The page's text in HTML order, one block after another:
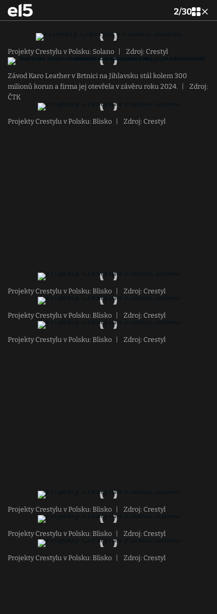
2/30
Projekty Crestylu v Polsku: Solano Zdroj: Crestyl
Závod Karo Leather v Brtnici na Jihlavsku stál kolem 300
milionů korun a firma jej otevřela v závěru roku 2024.
Zdroj:
ČTK
Projekty Crestylu v Polsku: Blisko Zdroj: Crestyl
Projekty Crestylu v Polsku: Blisko Zdroj: Crestyl
Projekty Crestylu v Polsku: Blisko Zdroj: Crestyl
Projekty Crestylu v Polsku: Blisko Zdroj: Crestyl
Projekty Crestylu v Polsku: Blisko Zdroj: Crestyl
Projekty Crestylu v Polsku: Blisko Zdroj: Crestyl
Projekty Crestylu v Polsku: Blisko Zdroj: Crestyl